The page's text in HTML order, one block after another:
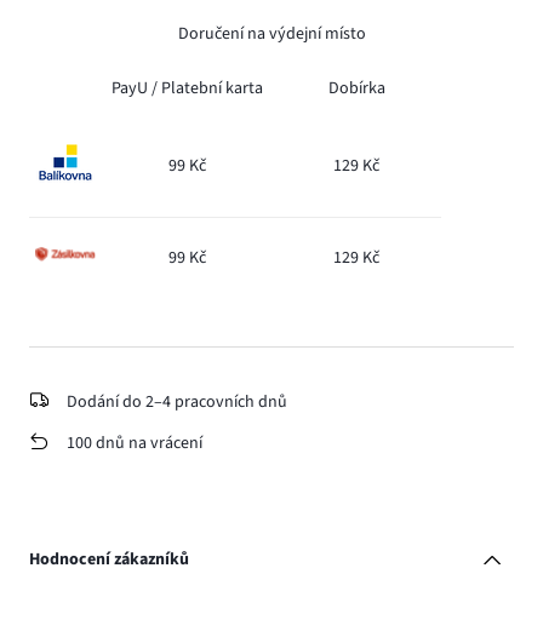
Doručení na výdejní místo
PayU / Platební karta Dobírka
99 Kč 129 Kč
99 Kč 129 Kč
Dodání do 2–4 pracovních dnů
100 dnů na vrácení
Hodnocení zákazníků